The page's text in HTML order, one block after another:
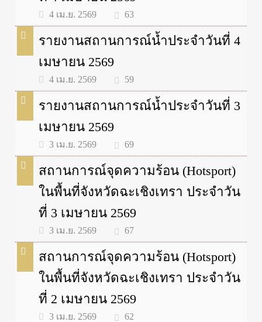
4 เม.ย. 2569 63
รายงานสถานการณ์น้ำประจำวันที่ 4
เมษายน 2569
4 เม.ย. 2569 59
รายงานสถานการณ์น้ำประจำวันที่ 3
เมษายน 2569
3 เม.ย. 2569 69
สถานการณ์จุดความร้อน (Hotsport)
ในพื้นที่จังหวัดฉะเชิงเทรา ประจำวัน
ที่ 3 เมษายน 2569
3 เม.ย. 2569 67
สถานการณ์จุดความร้อน (Hotsport)
ในพื้นที่จังหวัดฉะเชิงเทรา ประจำวัน
ที่ 2 เมษายน 2569
3 เม.ย. 2569 62